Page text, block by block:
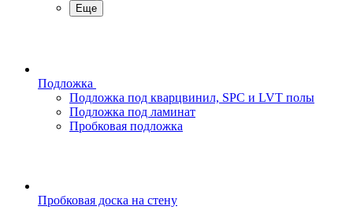
Еще
Подложка
Подложка под кварцвинил, SPC и LVT полы
Подложка под ламинат
Пробковая подложка
Пробковая доска на стену